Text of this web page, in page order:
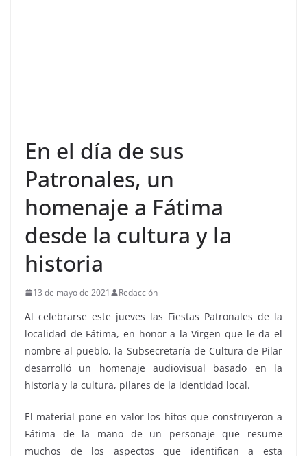
En el día de sus
Patronales, un
homenaje a Fátima
desde la cultura y la
historia
13 de mayo de 2021 Redacción
Al celebrarse este jueves las Fiestas Patronales de la
localidad de Fátima, en honor a la Virgen que le da el
nombre al pueblo, la Subsecretaría de Cultura de Pilar
desarrolló un homenaje audiovisual basado en la
historia y la cultura, pilares de la identidad local.
El material pone en valor los hitos que construyeron a
Fátima de la mano de un personaje que resume
muchos de los aspectos que identifican a esta